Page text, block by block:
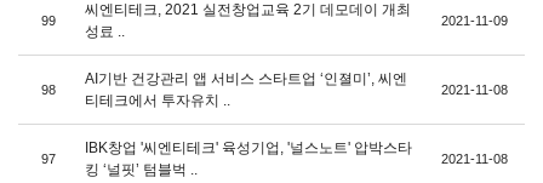
99
씨엔티테크, 2021 실전창업교육 2기 데모데이 개최
성료 ..
2021-11-09
98
AI기반 건강관리 앱 서비스 스타트업 ‘인졀미’, 씨엔
티테크에서 투자유치 ..
2021-11-08
97
IBK창업 '씨엔티테크' 육성기업, '널스노트' 압박스타
킹 ‘널핏’ 텀블벅 ..
2021-11-08